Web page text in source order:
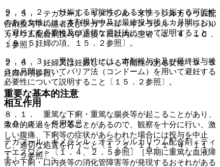
９．４．２． 妊娠する可能性のある女性：妊娠する可能性
のある女性には、本剤投与中及び最終投与後６カ月間におい
て避妊する必要性及び適切な避妊法について説明すること
〔９．５妊婦の項、１５．２参照〕。
９．４．３． 男性：男性には、本剤投与中及び最終投与後
３カ月間においてバリア法（コンドーム）を用いて避妊する
必要性について説明すること〔１５．２参照〕。
相互作用
１０．１． 併用禁忌：
テガフール・ギメラシル・オテラシルカリウム配合剤＜ティ
ーエスワン＞〔１．４、２．５参照〕［早期に重篤な血液障
害や下痢・口内炎等の消化管障害等が発現するおそれがある
２．５． テガフール・ギメラシル・オテラシルカリウム配
合剤投与中の患者及びテガフール・ギメラシル・オテラシル
カリウム配合剤投与中止後７日以内の患者〔１．４、１０．
１参照〕。
２．６． 妊婦又は妊娠している可能性のある女性〔９．５
妊婦の項参照〕。
重要な基本的注意
８．１． 重篤な下痢・重篤な腸炎等が起こることがあり、
致命的経過をたどることがあるので、観察を十分に行い、激
しい腹痛、下痢等の症状があらわれた場合には投与を中止
し、適切な処置を行うこと〔１．２、１１．１．４、１１．
１．５参照〕。